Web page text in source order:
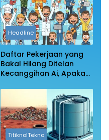
Headline
Daftar Pekerjaan yang
Bakal Hilang Ditelan
Kecanggihan Ai, Apakah
Aman?
TitiknolTekno